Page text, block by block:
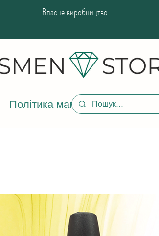
Власне виробництво
Політика магазину